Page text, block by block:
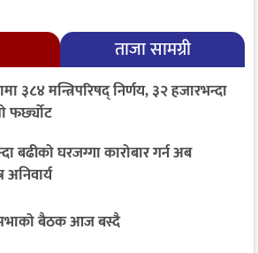
ताजा सामग्री
३८४ मन्त्रिपरिषद् निर्णय, ३२ हजारभन्दा
फर्छ्योट
बढीको घरजग्गा कारोबार गर्न अब
बैठक आज बस्दै